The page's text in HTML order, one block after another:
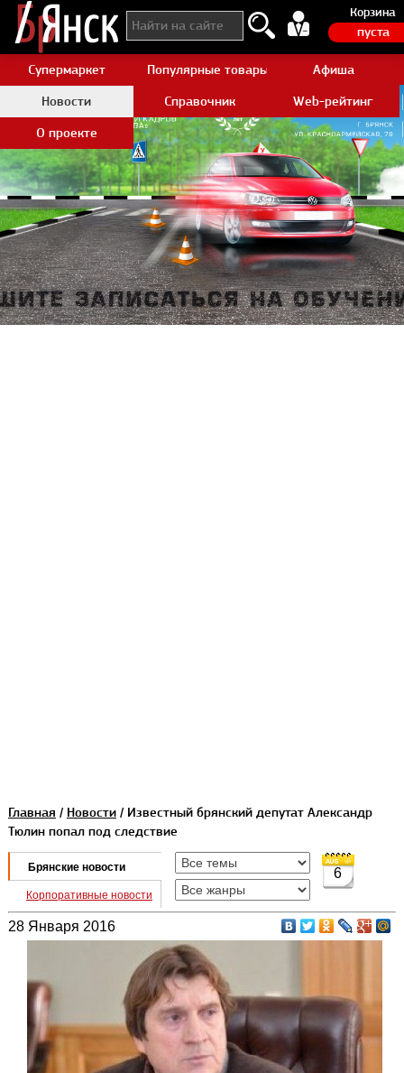
Корзина
пуста
Супермаркет Популярные товары AliexpressАфиша
Новости
Справочник
Web-рейтинг
О проекте
Главная / Новости/ Известный брянский депутат Александр
Тюлин попал под следствие
Брянские новости
Корпоративные новости
6
28 Января 2016